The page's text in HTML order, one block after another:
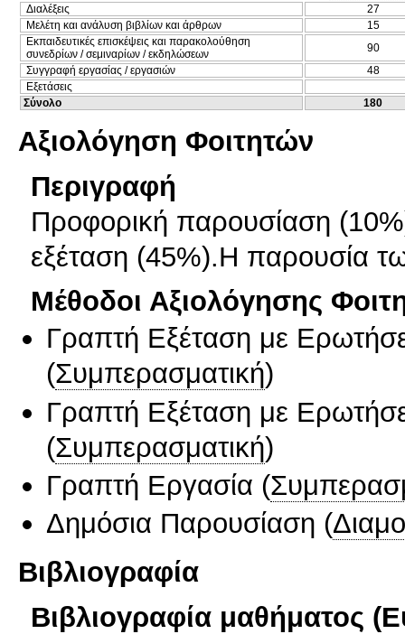
Διαλέξεις
27
Μελέτη και ανάλυση βιβλίων και άρθρων
15
Εκπαιδευτικές επισκέψεις και παρακολούθηση
συνεδρίων / σεμιναρίων / εκδηλώσεων
90
Συγγραφή εργασίας / εργασιών
48
Εξετάσεις
Σύνολο
180
Αξιολόγηση Φοιτητών
Περιγραφή
Προφορική παρουσίαση
εξέταση (45%).Η παρουσία
Μέθοδοι Αξιολόγησης
Γραπτή Εξέταση με
(Συμπερασματική)
Γραπτή Εξέταση με
(Συμπερασματική)
Γραπτή Εργασία (
Δημόσια Παρουσίαση (
Βιβλιογραφία
Βιβλιογραφία μαθήματος